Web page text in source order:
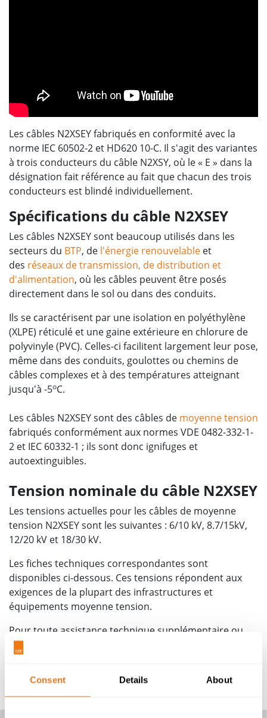
Consent Details About
Les câbles N2XSEY fabriqués en conformité avec la
norme IEC 60502-2 et HD620 10-C. Il s'agit des variantes
à trois conducteurs du câble N2XSY, où le « E » dans la
désignation fait référence au fait que chacun des trois
conducteurs est blindé individuellement.
Spécifications du câble N2XSEY
Les câbles N2XSEY sont beaucoup utilisés dans les
secteurs du BTP, de l'énergie renouvelable et
des réseaux de transmission, de distribution et
d'alimentation, où les câbles peuvent être posés
directement dans le sol ou dans des conduits.
Ils se caractérisent par une isolation en polyéthylène
(XLPE) réticulé et une gaine extérieure en chlorure de
polyvinyle (PVC). Celles-ci facilitent largement leur pose,
même dans des conduits, goulottes ou chemins de
câbles complexes et à des températures atteignant
jusqu'à -5oC.
Les câbles N2XSEY sont des câbles de moyenne tension
fabriqués conformément aux normes VDE 0482-332-1-
2 et IEC 60332-1 ; ils sont donc ignifuges et
autoextinguibles.
Tension nominale du câble N2XSEY
Les tensions actuelles pour les câbles de moyenne
tension N2XSEY sont les suivantes : 6/10 kV, 8.7/15kV,
12/20 kV et 18/30 kV.
Les fiches techniques correspondantes sont
disponibles ci-dessous. Ces tensions répondent aux
exigences de la plupart des infrastructures et
équipements moyenne tension.
Pour toute assistance technique supplémentaire ou
pour obtenir des données sur les caractéristiques
électriques, veuillez contacter un membre de notre
équipe qui se fera un plaisir de vous aider.